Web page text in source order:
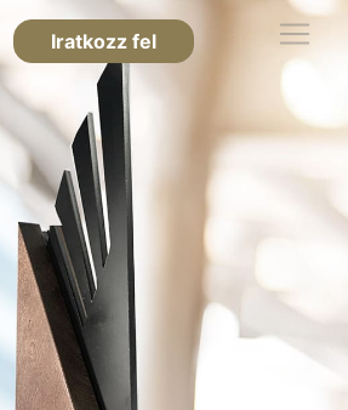
Iratkozz fel